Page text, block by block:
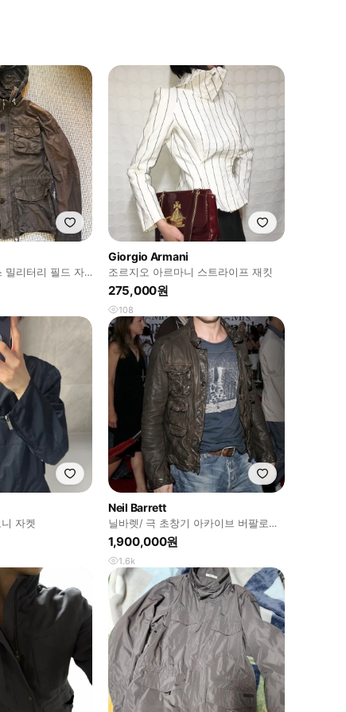
밀리터리 필드 자
Giorgio Armani
조르지오 아르마니 스트라이프 재킷
275,000원
108
자켓
Neil Barrett
닐바렛/ 극 초창기 아카이브 버팔로
m65 자켓 /xs
1,900,000원
1.6k